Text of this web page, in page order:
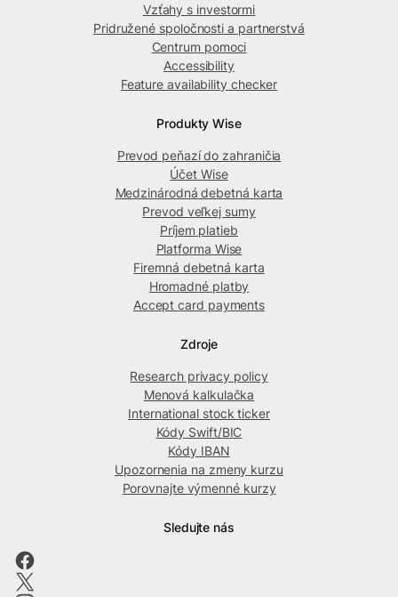
Vzťahy s investormi
Pridružené spoločnosti a partnerstvá
Centrum pomoci
Accessibility
Feature availability checker
Produkty Wise
Prevod peňazí do zahraničia
Účet Wise
Medzinárodná debetná karta
Prevod veľkej sumy
Príjem platieb
Platforma Wise
Firemná debetná karta
Hromadné platby
Accept card payments
Zdroje
Research privacy policy
Menová kalkulačka
International stock ticker
Kódy Swift/BIC
Kódy IBAN
Upozornenia na zmeny kurzu
Porovnajte výmenné kurzy
Sledujte nás